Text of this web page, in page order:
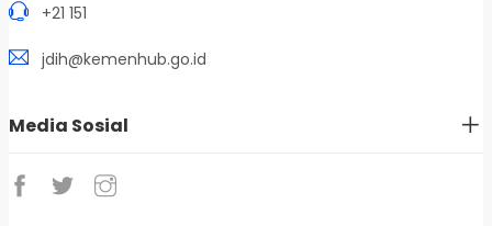
+21 151
jdih@kemenhub.go.id
Media Sosial